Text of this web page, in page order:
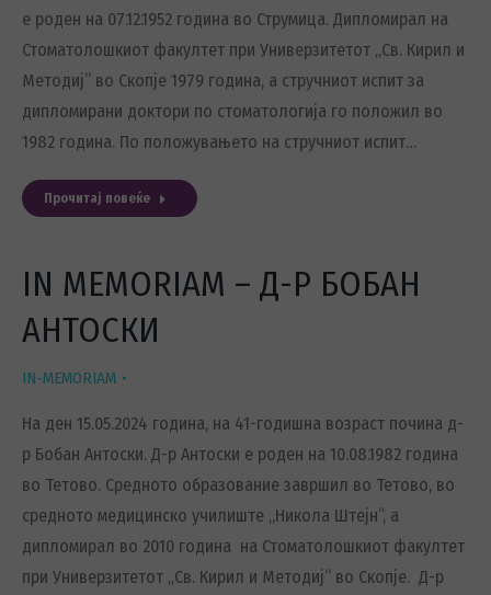
е роден на 07.12.1952 година во Струмица. Дипломирал на
Стоматолошкиот факултет при Универзитетот „Св. Кирил и
Методиј“ во Скопје 1979 година, а стручниот испит за
дипломирани доктори по стоматологија го положил во
1982 година. По положувањето на стручниот испит…
Прочитај повеќе
IN MEMORIAM – Д-Р БОБАН
АНТОСКИ
IN-MEMORIAM
На ден 15.05.2024 година, на 41-годишна возраст почина д-
р Бобан Антоски. Д-р Антоски е роден на 10.08.1982 година
во Тетово. Средното образование завршил во Тетово, во
средното медицинско училиште „Никола Штејн“, а
дипломирал во 2010 година на Стоматолошкиот факултет
при Универзитетот „Св. Кирил и Методиј“ во Скопје. Д-р